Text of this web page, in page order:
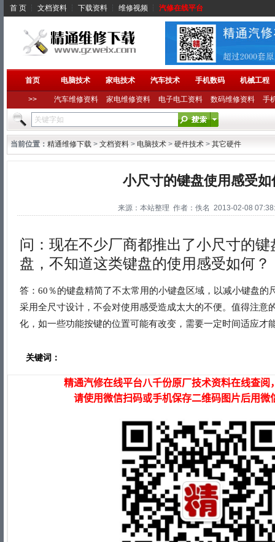
首 页 ┆ 文档资料 ┆ 下载资料 ┆ 维修视频 ┆ 汽修在线平台
首页 电脑技术 家电技术 汽车技术 手机数码 机械工程
>> 汽车维修资料 家电维修资料 电子电工资料 数码维修资料 手
当前位置： 精通维修下载 > 文档资料 > 电脑技术 > 硬件技术 > 其它硬件
小尺寸的键盘使用感受如
来源：本站整理 作者：佚名 2013-02-08
问：现在不少厂商都推出了小尺寸的键
盘，不知道这类键盘的使用感受如何？
答：60％的键盘精简了不太常用的小键盘区域，以减小键盘的
采用全尺寸设计，不会对使用感受造成太大的不便。值得注意
化，如一些功能按键的位置可能有改变，需要一定时间适应才
关键词：